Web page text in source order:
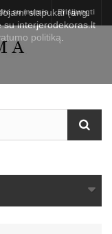
Prisijungti
su mumis
slapukai (ang.
su interjerodekoras.lt
politiką